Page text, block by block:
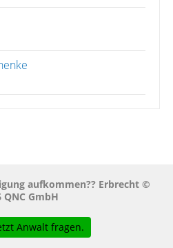
aufkommen?? Erbrecht ©
QNC GmbH
Anwalt fragen.